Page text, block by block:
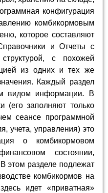
конфигурация
комбикормовым
которое составляют
и Отчеты с
с похожей
из одних и тех же
Каждый раздел
видом информации. В
(его заполняют только
сеансе программной
учета, управления) это
о комбикормовом
состоянии,
этом разделе подлежат
комбикормов на
идет «приватная»